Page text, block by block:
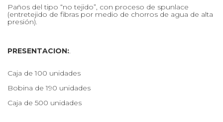
Paños del tipo “no tejido”, con proceso de spunlace
(entretejido de fibras por medio de chorros de agua de alta
presión).
PRESENTACION:.
Caja de 100 unidades
Bobina de 190 unidades
Caja de 500 unidades